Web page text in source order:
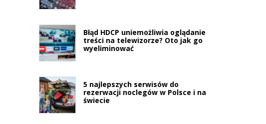
Błąd HDCP uniemożliwia oglądanie
treści na telewizorze? Oto jak go
wyeliminować
5 najlepszych serwisów do
rezerwacji noclegów w Polsce i na
świecie